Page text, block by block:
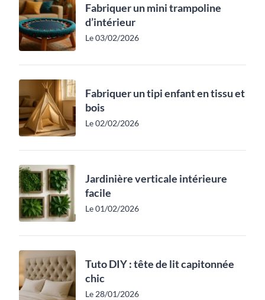
Fabriquer un mini trampoline
d’intérieur
Le 03/02/2026
Fabriquer un tipi enfant en tissu et
bois
Le 02/02/2026
Jardinière verticale intérieure
facile
Le 01/02/2026
Tuto DIY : tête de lit capitonnée
chic
Le 28/01/2026